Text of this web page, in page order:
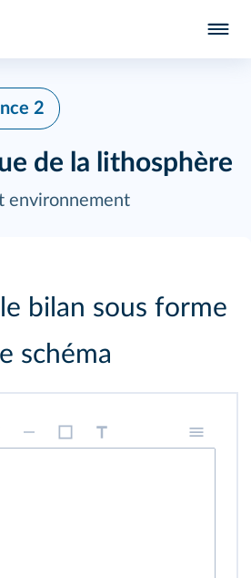
2
de la lithosphère
environnement
bilan sous forme
schéma